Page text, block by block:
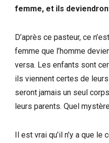
femme, et ils
D’après ce pasteur, ce
femme que l’homme
versa. Les enfants sont
ils viennent certes de
seront jamais un seul
leurs parents. Quel
Il est vrai qu’il n’y a que